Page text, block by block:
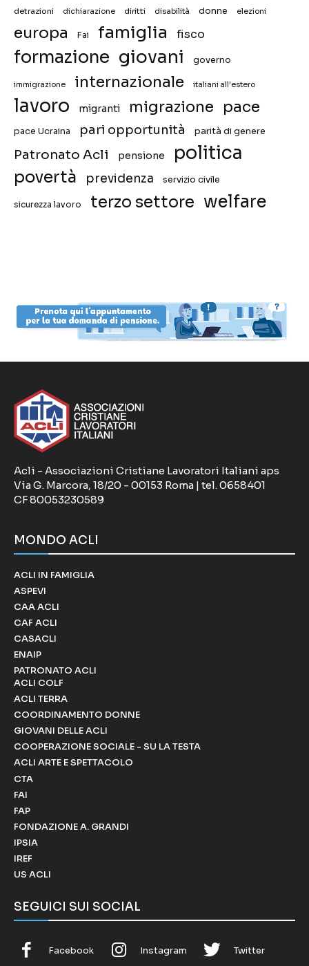
detrazioni dichiarazione diritti disabilità donne elezioni
europa Fai famiglia fisco
formazione giovani governo
immigrazione internazionale italiani all'estero
lavoro migranti migrazione pace
pace Ucraina pari opportunità parità di genere
Patronato Acli pensione politica
povertà previdenza servizio civile
sicurezza lavoro terzo settore welfare
Acli - Associazioni Cristiane Lavoratori Italiani aps
Via G. Marcora, 18/20 - 00153 Roma | tel. 0658401
CF 80053230589
MONDO ACLI
ACLI IN FAMIGLIA
ASPEVI
CAA ACLI
CAF ACLI
CASACLI
ENAIP
PATRONATO ACLI
ACLI COLF
ACLI TERRA
COORDINAMENTO DONNE
GIOVANI DELLE ACLI
COOPERAZIONE SOCIALE - SU LA TESTA
ACLI ARTE E SPETTACOLO
CTA
FAI
FAP
FONDAZIONE A. GRANDI
IPSIA
IREF
US ACLI
SEGUICI SUI SOCIAL
Facebook Instagram Twitter